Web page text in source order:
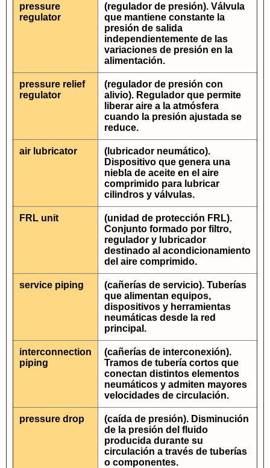
pressure
regulator
(regulador de presión). Válvula
que mantiene constante la
presión de salida
independientemente de las
variaciones de presión en la
alimentación.
pressure relief
regulator
(regulador de presión con
alivio). Regulador que permite
liberar aire a la atmósfera
cuando la presión ajustada se
reduce.
air lubricator
(lubricador neumático).
Dispositivo que genera una
niebla de aceite en el aire
comprimido para lubricar
cilindros y válvulas.
FRL unit
(unidad de protección FRL).
Conjunto formado por filtro,
regulador y lubricador
destinado al acondicionamiento
del aire comprimido.
service piping
(cañerías de servicio). Tuberías
que alimentan equipos,
dispositivos y herramientas
neumáticas desde la red
principal.
interconnection
piping
(cañerías de interconexión).
Tramos de tubería cortos que
conectan distintos elementos
neumáticos y admiten mayores
velocidades de circulación.
pressure drop
(caída de presión). Disminución
de la presión del fluido
producida durante su
circulación a través de tuberías
o componentes.